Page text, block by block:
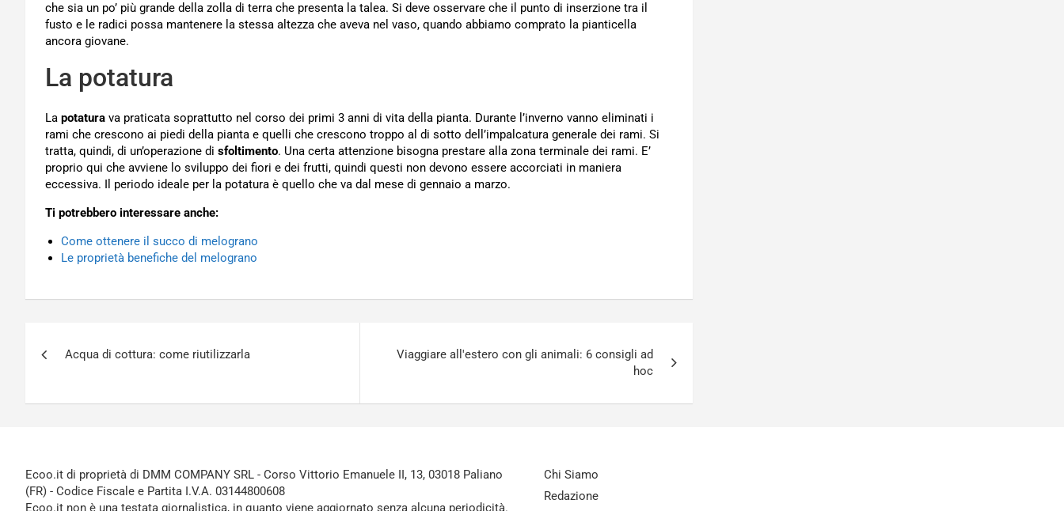
che sia un po’ più grande della zolla di terra che presenta la talea. Si deve osservare che il punto di inserzione tra il
fusto e le radici possa mantenere la stessa altezza che aveva nel vaso, quando abbiamo comprato la pianticella
ancora giovane.
La potatura
La potatura va praticata soprattutto nel corso dei primi 3 anni di vita della pianta. Durante l’inverno vanno eliminati i
rami che crescono ai piedi della pianta e quelli che crescono troppo al di sotto dell’impalcatura generale dei rami. Si
tratta, quindi, di un’operazione di sfoltimento. Una certa attenzione bisogna prestare alla zona terminale dei rami. E’
proprio qui che avviene lo sviluppo dei fiori e dei frutti, quindi questi non devono essere accorciati in maniera
eccessiva. Il periodo ideale per la potatura è quello che va dal mese di gennaio a marzo.
Ti potrebbero interessare anche:
Come ottenere il succo di melograno
Le proprietà benefiche del melograno
articoli
Acqua di cottura: come riutilizzarla
Viaggiare all'estero con gli animali: 6 consigli ad
hoc
Ecoo.it di proprietà di DMM COMPANY SRL - Corso Vittorio Emanuele II, 13, 03018 Paliano
(FR) - Codice Fiscale e Partita I.V.A. 03144800608
Ecoo.it non è una testata giornalistica, in quanto viene aggiornato senza alcuna periodicità.
Chi Siamo
Redazione